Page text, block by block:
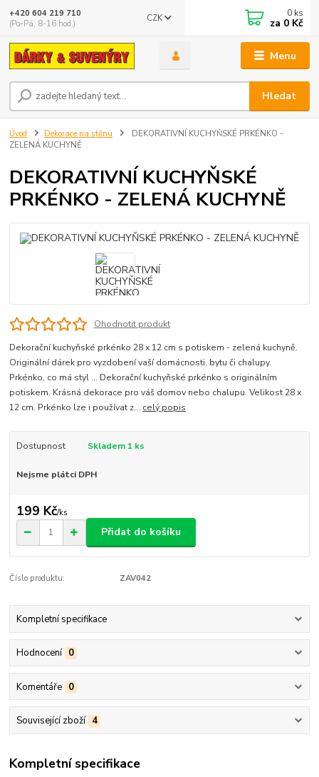
Menu
CZK
Hledat
+420 604 219 710
(Po-Pá, 8-16 hod.)
0 ks
za 0 Kč
Úvod Dekorace na stěnu
DEKORATIVNÍ KUCHYŇSKÉ PRKÉNKO -
ZELENÁ KUCHYNĚ
DEKORATIVNÍ KUCHYŇSKÉ
PRKÉNKO - ZELENÁ KUCHYNĚ
Ohodnotit produkt
Dekorační kuchyňské prkénko 28 x 12 cm s potiskem - zelená kuchyně.
Originální dárek pro vyzdobení vaší domácnosti, bytu či chalupy.
Prkénko, co má styl ... Dekorační kuchyňské prkénko s originálním
potiskem. Krásná dekorace pro váš domov nebo chalupu. Velikost 28 x
12 cm. Prkénko lze i používat z... celý popis
Dostupnost Skladem 1 ks
Nejsme plátci DPH
199 Kč/ks
Přidat do košíku
Číslo produktu: ZAV042
Kompletní specifikace
Hodnocení 0
Komentáře 0
Související zboží 4
Kompletní specifikace